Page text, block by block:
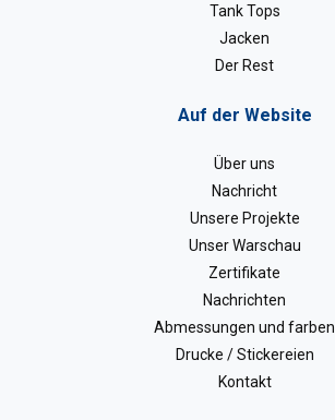
Tank Tops
Jacken
Der Rest
Auf der Website
Über uns
Nachricht
Unsere Projekte
Unser Warschau
Zertifikate
Nachrichten
Abmessungen und farben
Drucke / Stickereien
Kontakt